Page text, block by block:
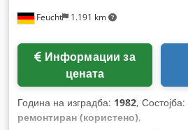
Feucht 1.191 km
цената
Година на изградба: 1982, Состојба:
ремонтиран (користено),